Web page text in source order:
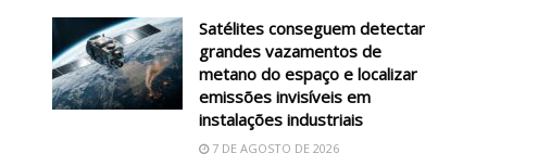
Satélites conseguem detectar
grandes vazamentos de
metano do espaço e localizar
emissões invisíveis em
instalações industriais
7 DE AGOSTO DE 2026